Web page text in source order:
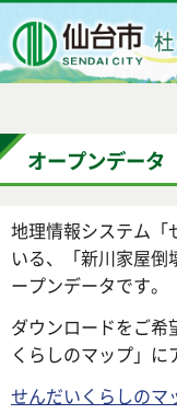
オープンデータ
地理情報システム「
いる、「新川家屋
ープンデータです。
ダウンロードをご希
くらしのマップ」に
せんだいくらしのマ